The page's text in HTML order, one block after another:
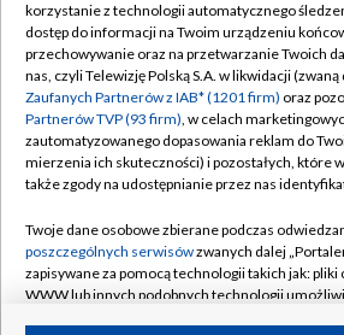
TVP
Abonament TVP
Emisja w TVP
Centrum informacji TVP
Naziemna Telewizja Cyfrowa
Rada Programowa
System NOS
Informacje o nadawcy
Regulamin TVP
Polityka
Moje zgody
Pomoc
Kontakt
Kanały
korzystanie z technologii automatycznego
dostęp do informacji na Twoim urządzeniu
przechowywanie oraz na przetwarzanie Twoich
nas, czyli Telewizję Polską S.A. w likwidacji (zwaną
Zaufanych Partnerów z IAB* (1201 firm) oraz
Partnerów TVP (93 firm), w celach
zautomatyzowanego dopasowania reklam do
mierzenia ich skuteczności) i pozostałych, które
także zgody na udostępnianie przez nas
Twoje dane osobowe zbierane podczas
poszczególnych serwisówzwanych dalej
zapisywane za pomocą technologii takich jak:
WWW lub innych podobnych technologii